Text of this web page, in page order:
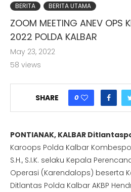
BERITA BERITA UTAMA
ZOOM MEETING ANEV OPS
2022 POLDA KALBAR
May 23, 2022
58 views
SHARE 0
PONTIANAK, KALBAR
Karoops Polda Kalbar
S.H., S.I.K. selaku Kepala
Operasi (Karendalops) beserta
Ditlantas Polda Kalbar AKBP